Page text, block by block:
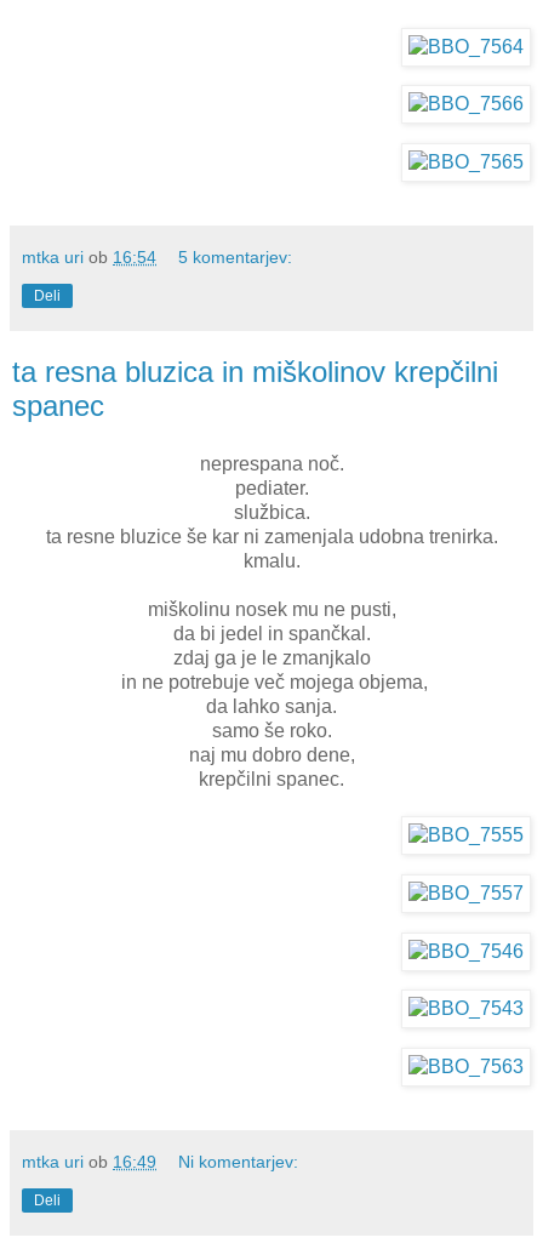
mtka uri ob 16:54 5 komentarjev:
Deli
ta resna bluzica in miškolinov krepčilni
spanec
neprespana noč.
pediater.
službica.
ta resne bluzice še kar ni zamenjala udobna trenirka.
kmalu.
miškolinu nosek mu ne pusti,
da bi jedel in spančkal.
zdaj ga je le zmanjkalo
in ne potrebuje več mojega objema,
da lahko sanja.
samo še roko.
naj mu dobro dene,
krepčilni spanec.
mtka uri ob 16:49 Ni komentarjev:
Deli